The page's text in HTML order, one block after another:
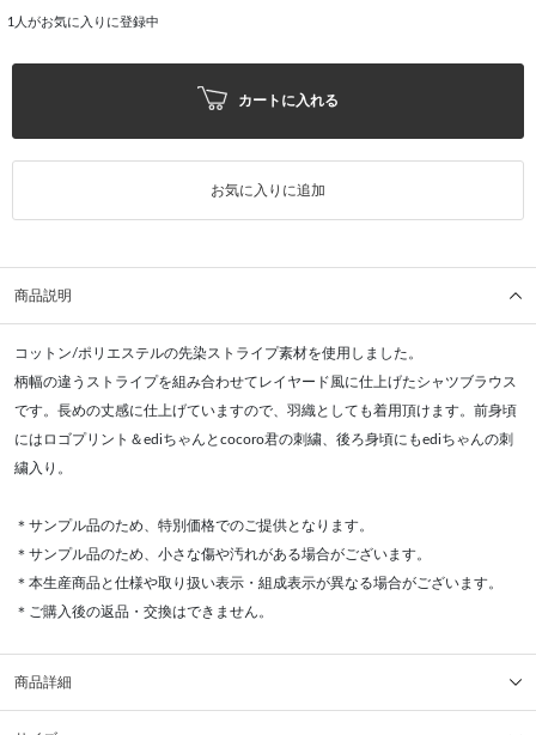
1 人がお気に入りに登録中
カートに入れる
お気に入りに追加
商品説明
コットン/ポリエステルの先染ストライプ素材を使用しました。
柄幅の違うストライプを組み合わせてレイヤード風に仕上げたシャツブラウス
です。長めの丈感に仕上げていますので、羽織としても着用頂けます。前身頃
にはロゴプリント＆ediちゃんとcocoro君の刺繍、後ろ身頃にもediちゃんの刺
繍入り。
＊サンプル品のため、特別価格でのご提供となります。
＊サンプル品のため、小さな傷や汚れがある場合がございます。
＊本生産商品と仕様や取り扱い表示・組成表示が異なる場合がございます。
＊ご購入後の返品・交換はできません。
商品詳細